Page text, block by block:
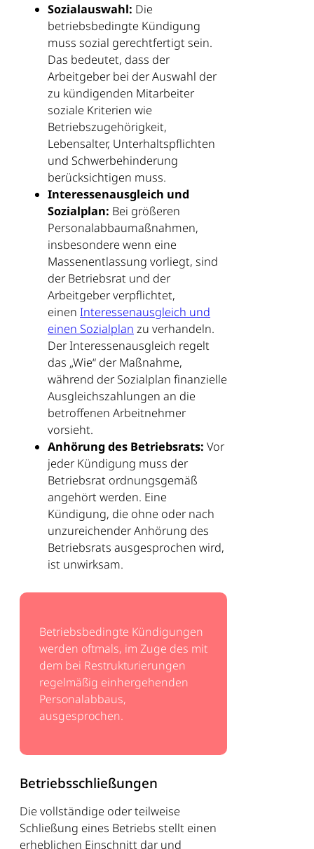
Sozialauswahl: Die
betriebsbedingte Kündigung
muss sozial gerechtfertigt sein.
Das bedeutet, dass der
Arbeitgeber bei der Auswahl der
zu kündigenden Mitarbeiter
soziale Kriterien wie
Betriebszugehörigkeit,
Lebensalter, Unterhaltspflichten
und Schwerbehinderung
berücksichtigen muss.
Interessenausgleich und
Sozialplan: Bei größeren
Personalabbaumaßnahmen,
insbesondere wenn eine
Massenentlassung vorliegt, sind
der Betriebsrat und der
Arbeitgeber verpflichtet,
einen Interessenausgleich und
einen Sozialplan zu verhandeln.
Der Interessenausgleich regelt
das „Wie“ der Maßnahme,
während der Sozialplan finanzielle
Ausgleichszahlungen an die
betroffenen Arbeitnehmer
vorsieht.
Anhörung des Betriebsrats: Vor
jeder Kündigung muss der
Betriebsrat ordnungsgemäß
angehört werden. Eine
Kündigung, die ohne oder nach
unzureichender Anhörung des
Betriebsrats ausgesprochen wird,
ist unwirksam.
Betriebsbedingte Kündigungen
werden oftmals, im Zuge des mit
dem bei Restrukturierungen
regelmäßig einhergehenden
Personalabbaus,
ausgesprochen.
Betriebsschließungen
Die vollständige oder teilweise
Schließung eines Betriebs stellt einen
erheblichen Einschnitt dar und